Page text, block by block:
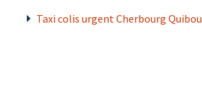
Taxi colis urgent Cherbourg Quibou